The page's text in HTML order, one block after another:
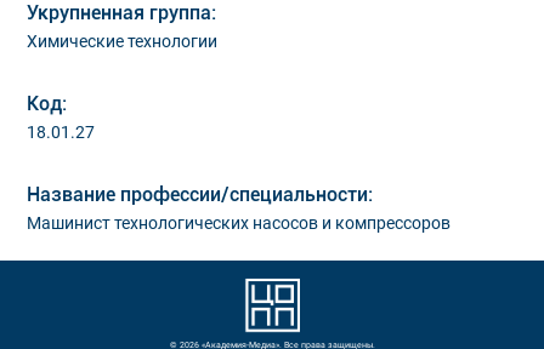
Укрупненная группа:
Химические технологии
Код:
18.01.27
Название профессии/специальности:
Машинист технологических насосов и компрессоров
© 2026 «Академия-Медиа». Все права защищены.